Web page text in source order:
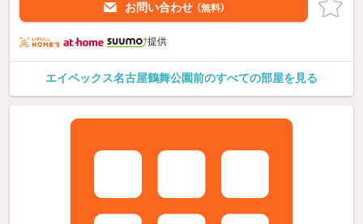
お問い合わせ （無料）
提供
エイペックス名古屋鶴舞公園前のすべての部屋を見る